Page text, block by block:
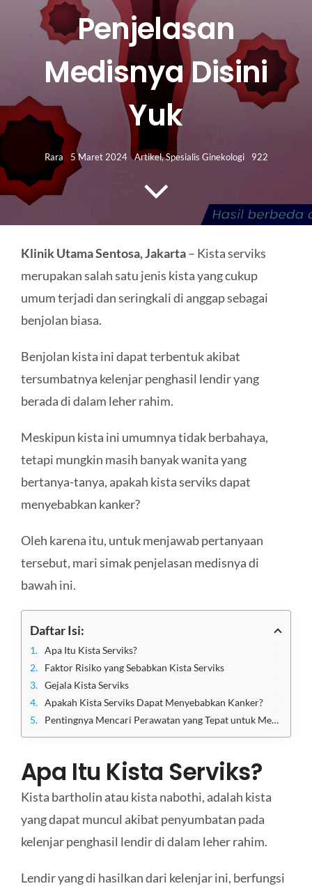
HUBUNGI KAMI
Search
Penjelasan
Medisnya Disini
Yuk
Rara 5 Maret 2024 Artikel,Spesialis Ginekologi 922
Klinik Utama Sentosa, Jakarta– Kista serviks
merupakan salah satu jenis kista yang cukup
umum terjadi dan seringkali di anggap sebagai
benjolan biasa.
Benjolan kista ini dapat terbentuk akibat
tersumbatnya kelenjar penghasil lendir yang
berada di dalam leher rahim.
Meskipun kista ini umumnya tidak berbahaya,
tetapi mungkin masih banyak wanita yang
bertanya-tanya, apakah kista serviks dapat
menyebabkan kanker?
Oleh karena itu, untuk menjawab pertanyaan
tersebut, mari simak penjelasan medisnya di
bawah ini.
Daftar Isi:
Apa Itu Kista Serviks?
Faktor Risiko yang Sebabkan Kista Serviks
Gejala Kista Serviks
Apakah Kista Serviks Dapat Menyebabkan Kanker?
Pentingnya Mencari Perawatan yang Tepat untuk Mengatasi Kista Serviks
Apa Itu Kista Serviks?
Kista bartholin atau kista nabothi, adalah kista
yang dapat muncul akibat penyumbatan pada
kelenjar penghasil lendir di dalam leher rahim.
Lendir yang di hasilkan dari kelenjar ini, berfungsi